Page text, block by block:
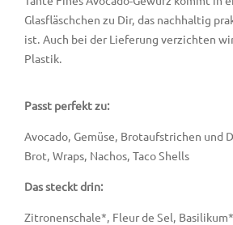
Glasfläschchen zu Dir, das nachhaltig
ist. Auch bei der Lieferung verzichten
Plastik.
Passt perfekt zu:
Avocado, Gemüse, Brotaufstrichen und
Brot, Wraps, Nachos, Taco Shells
Das steckt drin:
Zitronenschale*, Fleur de Sel,